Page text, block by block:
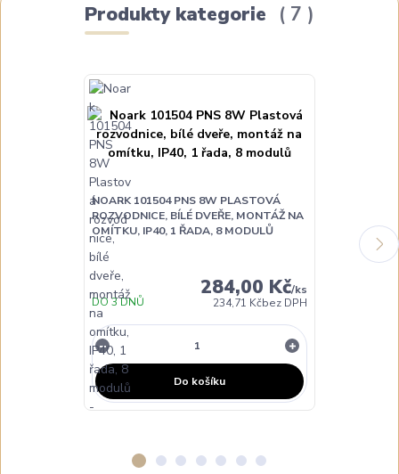
Produkty kategorie 7
NOARK 101504 PNS 8W PLASTOVÁ
ROZVODNICE, BÍLÉ DVEŘE, MONTÁŽ NA
OMÍTKU, IP40, 1 ŘADA, 8 MODULŮ
284,00 Kč/ks
234,71 Kčbez DPH
DO 3 DNŮ
Do košíku
NOARK
OMÍTKU,